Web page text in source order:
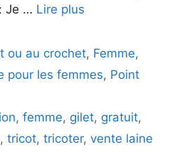
Je … Lire plus
ou au crochet, Femme,
pour les femmes, Point
,femme, gilet, gratuit,
, tricot, tricoter, vente laine